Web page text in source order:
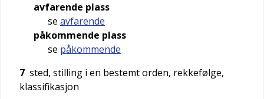
avfarende plass
se avfarende
påkommende plass
se påkommende
7 sted, stilling i en bestemt orden, rekkefølge,
klassifikasjon